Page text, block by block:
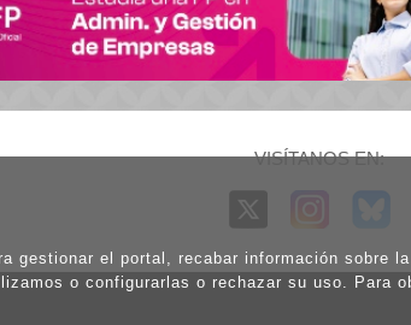
VISÍTANOS EN:
gestionar el portal, recabar información
o configurarlas o rechazar su uso. Para